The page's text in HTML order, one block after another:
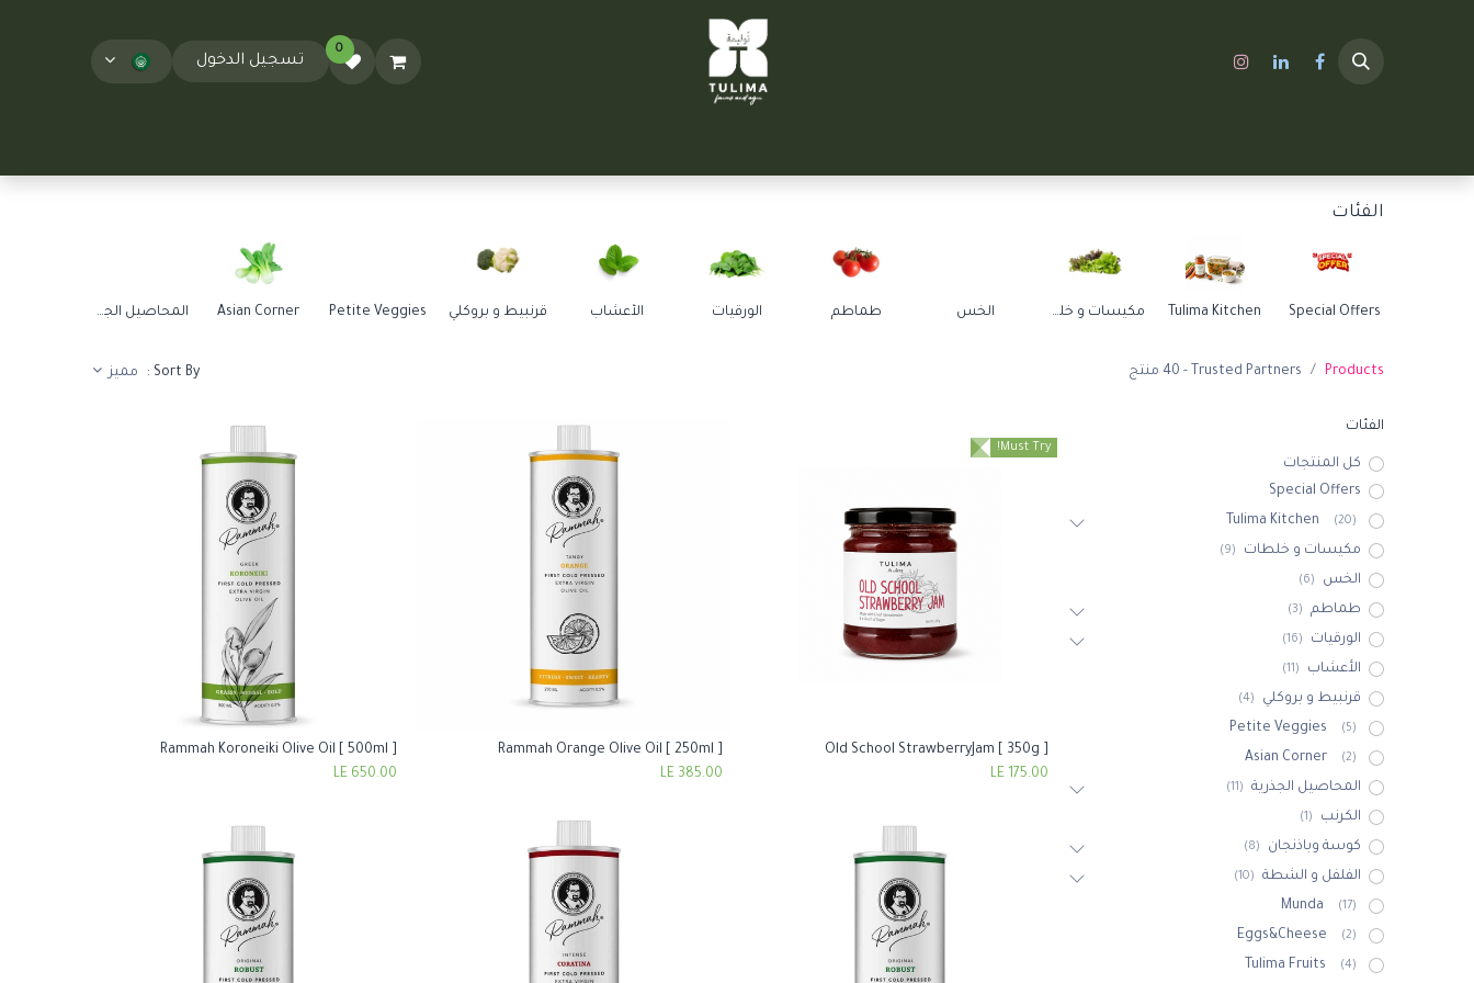
0
تسجيل الدخول
الفئات
Special Offers
Tulima Kitchen مكيسات و خلطات الخس طماطم الورقيات الأعشاب قرنبيط و بروكلي Petite Veggies
Asian Corner المحاصيل الجذرية
Products
Trusted Partners - 40 منتج Sort By : مميز
الفئات
كل المنتجات
Special Offers
Tulima Kitchen
(20)
مكيسات و خلطات (9)
الخس (6)
طماطم (3)
الورقيات (16)
الأعشاب (11)
قرنبيط و بروكلي (4)
Petite Veggies (5)
Asian Corner (2)
المحاصيل الجذرية (11)
الكرنب (1)
كوسة وباذنجان (8)
الفلفل و الشطة (10)
Munda (17)
Eggs&Cheese (2)
Tulima Fruits (4)
Must Try!
Old School StrawberryJam [ 350g ]
175.00
Rammah Orange Olive Oil [ 250ml ]
385.00
Rammah Koroneiki Olive Oil [ 500ml ]
650.00
LE